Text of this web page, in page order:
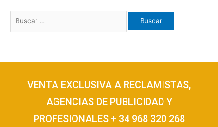
VENTA EXCLUSIVA A RECLAMISTAS,
AGENCIAS DE PUBLICIDAD Y
PROFESIONALES + 34 968 320 268